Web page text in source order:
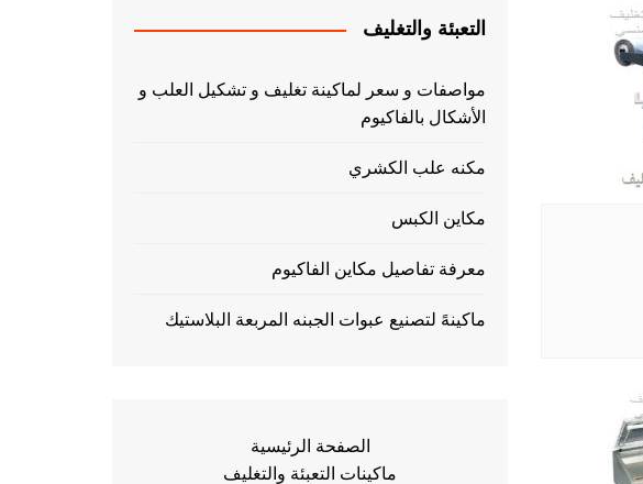
التعبئة والتغليف
مواصفات و سعر لماكينة تغليف و تشكيل العلب و
الأشكال بالفاكيوم
مكنه علب الكشري
مكاين الكبس
معرفة تفاصيل مكاين الفاكيوم
ماكينهً لتصنيع عبوات الجبنه المربعة البلاستيك
الصفحة الرئيسية
ماكينات التعبئة والتغليف